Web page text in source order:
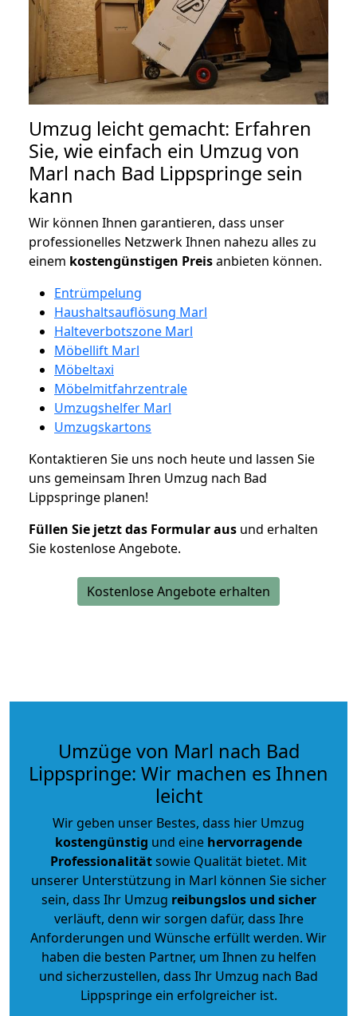
Umzug leicht gemacht: Erfahren
Sie, wie einfach ein Umzug von
Marl nach Bad Lippspringe sein
kann
Wir können Ihnen garantieren, dass unser
professionelles Netzwerk Ihnen nahezu alles zu
einem kostengünstigen Preisanbieten können.
Entrümpelung
Haushaltsauflösung Marl
Halteverbotszone Marl
Möbellift Marl
Möbeltaxi
Möbelmitfahrzentrale
Umzugshelfer Marl
Umzugskartons
Kontaktieren Sie uns noch heute und lassen Sie
uns gemeinsam Ihren Umzug nach Bad
Lippspringe planen!
Füllen Sie jetzt das Formular aus und erhalten
Sie kostenlose Angebote.
Kostenlose Angebote erhalten
Umzüge von Marl nach Bad
Lippspringe: Wir machen es Ihnen
leicht
Wir geben unser Bestes, dass hier Umzug
kostengünstig und eine hervorragende
Professionalitätsowie Qualität bietet. Mit
unserer Unterstützung in Marl können Sie sicher
sein, dass Ihr Umzug reibungslos und sicher
verläuft, denn wir sorgen dafür, dass Ihre
Anforderungen und Wünsche erfüllt werden. Wir
haben die besten Partner, um Ihnen zu helfen
und sicherzustellen, dass Ihr Umzug nach Bad
Lippspringe ein erfolgreicher ist.